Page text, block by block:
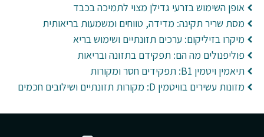
אופן השימוש בזרעי גדילן מצוי לתמיכה בכבד
מסת שריר תקינה: מדידה, טווחים ומשמעות בריאותית
מיקרו בזיליקום: ערכים תזונתיים ושימוש בריא
פוליפנולים מה הם: תפקידם בתזונה ובריאות
תיאמין ויטמין B1: תפקידים חסר ומקורות
מזונות עשירים בוויטמין D: מקורות תזונתיים ושילובים חכמים